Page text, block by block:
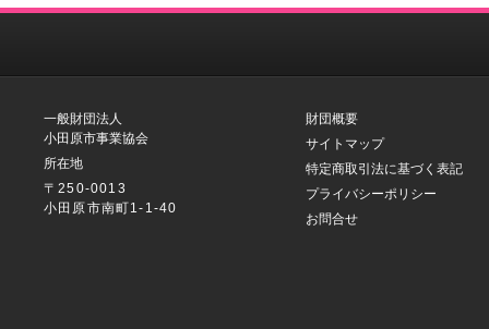
一般財団法人
小田原市事業協会
所在地
〒250-0013
小田原市南町1-1-40
財団概要
サイトマップ
特定商取引法に基づく表記
プライバシーポリシー
お問合せ